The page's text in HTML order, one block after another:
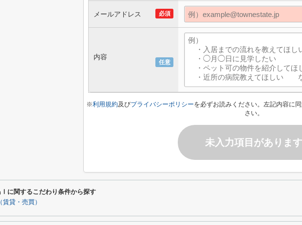
必須
メールアドレス
任意
内容
※利用規約及びプライバシーポリシーを必ずお読みください。左記内容に
さい。
未入力項目があります
Ⅰに関するこだわり条件から探す
貸・売買）